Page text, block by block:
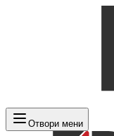
Отвори мени